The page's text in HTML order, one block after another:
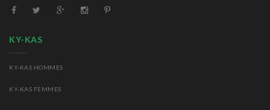
KY-KAS
KY-KAS HOMMES
KY-KAS FEMMES